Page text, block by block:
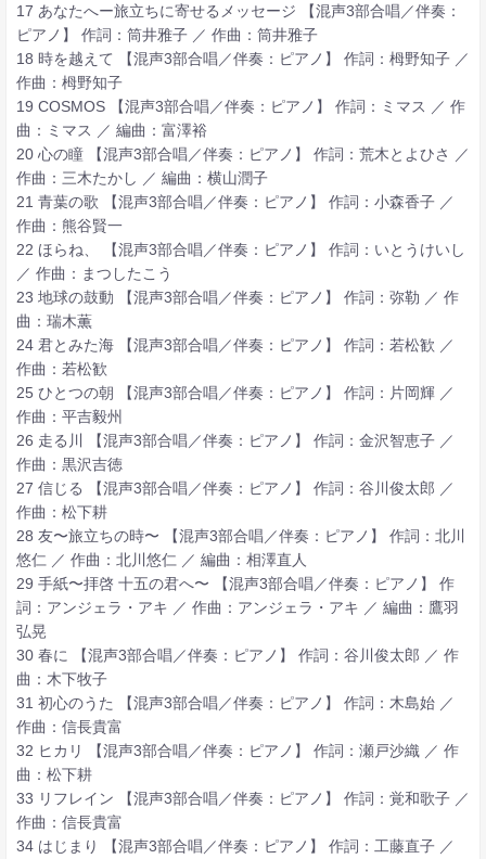
17 あなたへー旅立ちに寄せるメッセージ 【混声3部合唱／伴奏：
ピアノ】 作詞：筒井雅子 ／ 作曲：筒井雅子
18 時を越えて 【混声3部合唱／伴奏：ピアノ】 作詞：栂野知子 ／
作曲：栂野知子
19 COSMOS 【混声3部合唱／伴奏：ピアノ】 作詞：ミマス ／ 作
曲：ミマス ／ 編曲：富澤裕
20 心の瞳 【混声3部合唱／伴奏：ピアノ】 作詞：荒木とよひさ ／
作曲：三木たかし ／ 編曲：横山潤子
21 青葉の歌 【混声3部合唱／伴奏：ピアノ】 作詞：小森香子 ／
作曲：熊谷賢一
22 ほらね、 【混声3部合唱／伴奏：ピアノ】 作詞：いとうけいし
／ 作曲：まつしたこう
23 地球の鼓動 【混声3部合唱／伴奏：ピアノ】 作詞：弥勒 ／ 作
曲：瑞木薫
24 君とみた海 【混声3部合唱／伴奏：ピアノ】 作詞：若松歓 ／
作曲：若松歓
25 ひとつの朝 【混声3部合唱／伴奏：ピアノ】 作詞：片岡輝 ／
作曲：平吉毅州
26 走る川 【混声3部合唱／伴奏：ピアノ】 作詞：金沢智恵子 ／
作曲：黒沢吉徳
27 信じる 【混声3部合唱／伴奏：ピアノ】 作詞：谷川俊太郎 ／
作曲：松下耕
28 友〜旅立ちの時〜 【混声3部合唱／伴奏：ピアノ】 作詞：北川
悠仁 ／ 作曲：北川悠仁 ／ 編曲：相澤直人
29 手紙〜拝啓 十五の君へ〜 【混声3部合唱／伴奏：ピアノ】 作
詞：アンジェラ・アキ ／ 作曲：アンジェラ・アキ ／ 編曲：鷹羽
弘晃
30 春に 【混声3部合唱／伴奏：ピアノ】 作詞：谷川俊太郎 ／ 作
曲：木下牧子
31 初心のうた 【混声3部合唱／伴奏：ピアノ】 作詞：木島始 ／
作曲：信長貴富
32 ヒカリ 【混声3部合唱／伴奏：ピアノ】 作詞：瀬戸沙織 ／ 作
曲：松下耕
33 リフレイン 【混声3部合唱／伴奏：ピアノ】 作詞：覚和歌子 ／
作曲：信長貴富
34 はじまり 【混声3部合唱／伴奏：ピアノ】 作詞：工藤直子 ／